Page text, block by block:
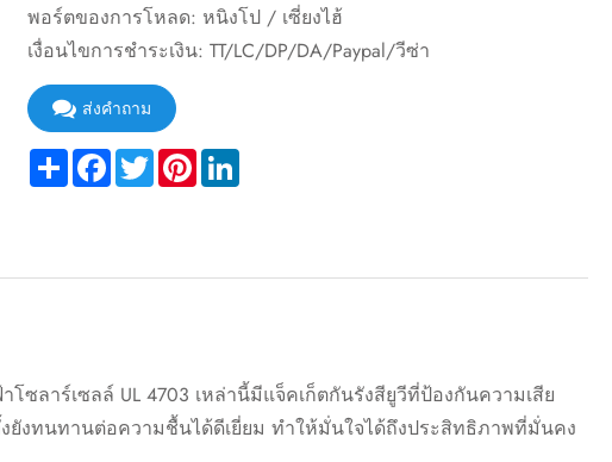
พอร์ตของการโหลด: หนิงโป / เซี่ยงไฮ้
เงื่อนไขการชำระเงิน: TT/LC/DP/DA/Paypal/วีซ่า
ส่งคำถาม
ShareFacebook
TwitterPinterestLinkedIn
ลาร์เซลล์ UL 4703 เหล่านี้มีแจ็คเก็ตกันรังสียูวีที่ป้องกันความเสีย
งทนทานต่อความชื้นได้ดีเยี่ยม ทำให้มั่นใจได้ถึงประสิทธิภาพที่มั่นคง